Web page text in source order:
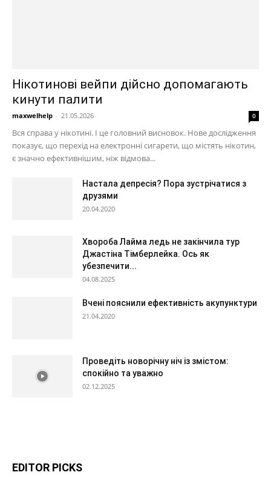
Нікотинові вейпи дійсно допомагають
кинути палити
maxwelhelp - 21.05.2026 0
Вся справа у нікотині. І це головний висновок. Нове дослідження
показує, що перехід на електронні сигарети, що містять нікотин,
є значно ефективнішим, ніж відмова...
Настала депресія? Пора зустрічатися з
друзями
20.04.2020
Хвороба Лайма ледь не закінчила тур
Джастіна Тімберлейка. Ось як
убезпечити...
04.08.2025
Вчені пояснили ефективність акупунктури
21.04.2020
Проведіть новорічну ніч із змістом:
спокійно та уважно
02.12.2025
EDITOR PICKS